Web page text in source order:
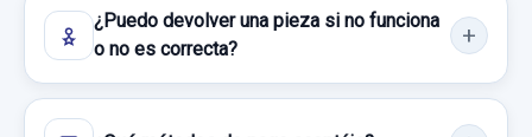
ELEVALUNAS DELANTERO DERECHO...
usado.
VOLKSWAGEN GOLF VII LIM. ADVANCE
BLUEMOTION TECH.
Ref:962234 OEM:5Q0614517CQ
71,89 €
Sin IVA, gastos de envío no incluidos.
¿Puedo devolver una pieza si no funciona
o no es correcta?